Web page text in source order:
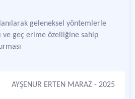
geleneksel yöntemlerle
ve geç erime özelliğine sahip
AYŞENUR ERTEN MARAZ - 2025